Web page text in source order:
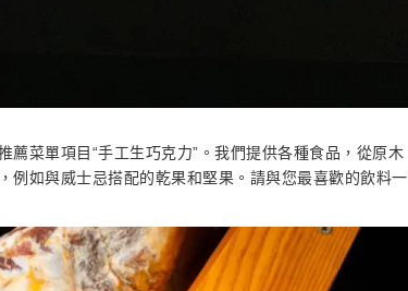
菜單項目“手工生巧克力”。我們提供各種食品，從原木
例如與威士忌搭配的乾果和堅果。請與您最喜歡的飲料一